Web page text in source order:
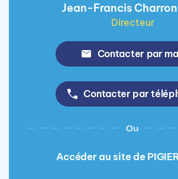
Jean-Francis
Directeur
Contacter par
Contacter par
Ou
Accéder au site de PIGIER